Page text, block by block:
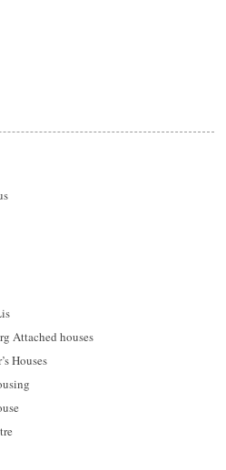
Attached houses
Houses